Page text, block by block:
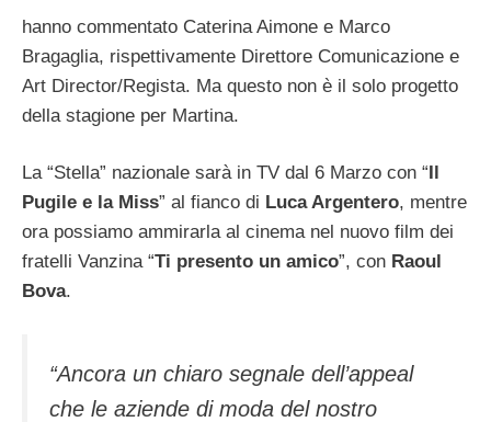
hanno commentato Caterina Aimone e Marco
Bragaglia, rispettivamente Direttore Comunicazione e
Art Director/Regista. Ma questo non è il solo progetto
della stagione per Martina.
La “Stella” nazionale sarà in TV dal 6 Marzo con “Il
Pugile e la Miss” al fianco di Luca Argentero, mentre
ora possiamo ammirarla al cinema nel nuovo film dei
fratelli Vanzina “Ti presento un amico”, con Raoul
Bova.
“Ancora un chiaro segnale dell’appeal
che le aziende di moda del nostro